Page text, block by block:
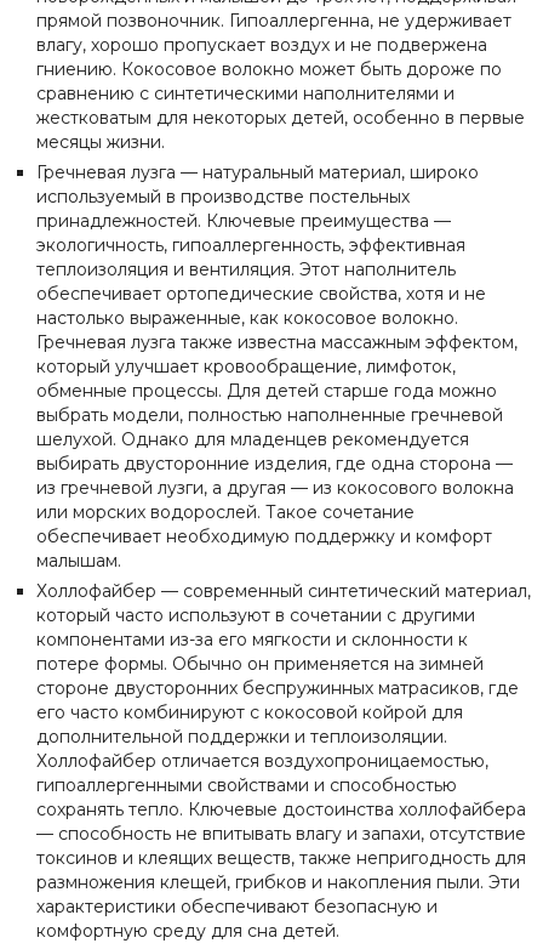
прямой позвоночник. Гипоаллергенна, не удерживает
влагу, хорошо пропускает воздух и не подвержена
гниению. Кокосовое волокно может быть дороже по
сравнению с синтетическими наполнителями и
жестковатым для некоторых детей, особенно в первые
месяцы жизни.
Гречневая лузга — натуральный материал, широко
используемый в производстве постельных
принадлежностей. Ключевые преимущества —
экологичность, гипоаллергенность, эффективная
теплоизоляция и вентиляция. Этот наполнитель
обеспечивает ортопедические свойства, хотя и не
настолько выраженные, как кокосовое волокно.
Гречневая лузга также известна массажным эффектом,
который улучшает кровообращение, лимфоток,
обменные процессы. Для детей старше года можно
выбрать модели, полностью наполненные гречневой
шелухой. Однако для младенцев рекомендуется
выбирать двусторонние изделия, где одна сторона —
из гречневой лузги, а другая — из кокосового волокна
или морских водорослей. Такое сочетание
обеспечивает необходимую поддержку и комфорт
малышам.
Холлофайбер — современный синтетический материал,
который часто используют в сочетании с другими
компонентами из-за его мягкости и склонности к
потере формы. Обычно он применяется на зимней
стороне двусторонних беспружинных матрасиков, где
его часто комбинируют с кокосовой койрой для
дополнительной поддержки и теплоизоляции.
Холлофайбер отличается воздухопроницаемостью,
гипоаллергенными свойствами и способностью
сохранять тепло. Ключевые достоинства холлофайбера
— способность не впитывать влагу и запахи, отсутствие
токсинов и клеящих веществ, также непригодность для
размножения клещей, грибков и накопления пыли. Эти
характеристики обеспечивают безопасную и
комфортную среду для сна детей.